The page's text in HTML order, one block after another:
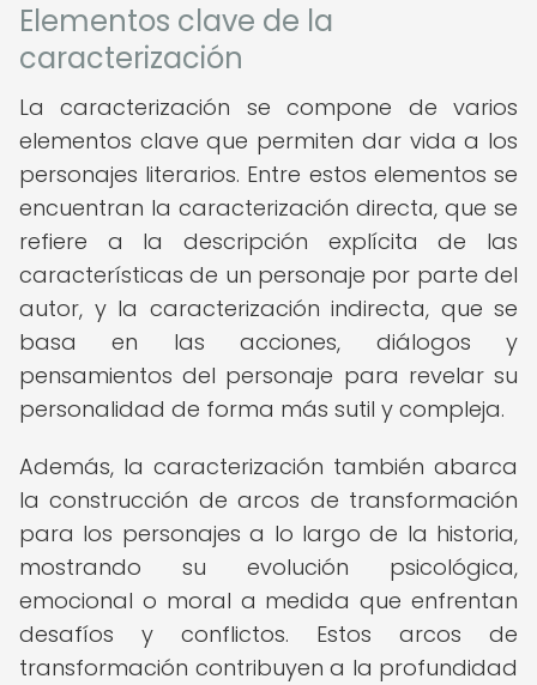
Elementos clave de la
caracterización
La caracterización se compone de varios
elementos clave que permiten dar vida a los
personajes literarios. Entre estos elementos se
encuentran la caracterización directa, que se
refiere a la descripción explícita de las
características de un personaje por parte del
autor, y la caracterización indirecta, que se
basa en las acciones, diálogos y
pensamientos del personaje para revelar su
personalidad de forma más sutil y compleja.
Además, la caracterización también abarca
la construcción de arcos de transformación
para los personajes a lo largo de la historia,
mostrando su evolución psicológica,
emocional o moral a medida que enfrentan
desafíos y conflictos. Estos arcos de
transformación contribuyen a la profundidad